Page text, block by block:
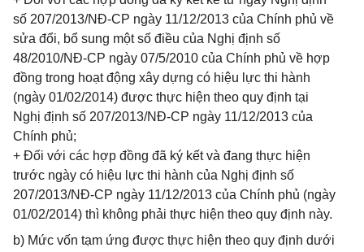
số 207/2013/NĐ-CP ngày 11/12/2013 của Chính phủ về
sửa đổi, bổ sung một số điều của Nghị định số
48/2010/NĐ-CP ngày 07/5/2010 của Chính phủ về hợp
đồng trong hoạt động xây dựng có hiệu lực thi hành
(ngày 01/02/2014) được thực hiện theo quy định tại
Nghị định số 207/2013/NĐ-CP ngày 11/12/2013 của
Chính phủ;
+ Đối với các hợp đồng đã ký kết và đang thực hiện
trước ngày có hiệu lực thi hành của Nghị định số
207/2013/NĐ-CP ngày 11/12/2013 của Chính phủ (ngày
01/02/2014) thì không phải thực hiện theo quy định này.
b) Mức vốn tạm ứng được thực hiện theo quy định dưới